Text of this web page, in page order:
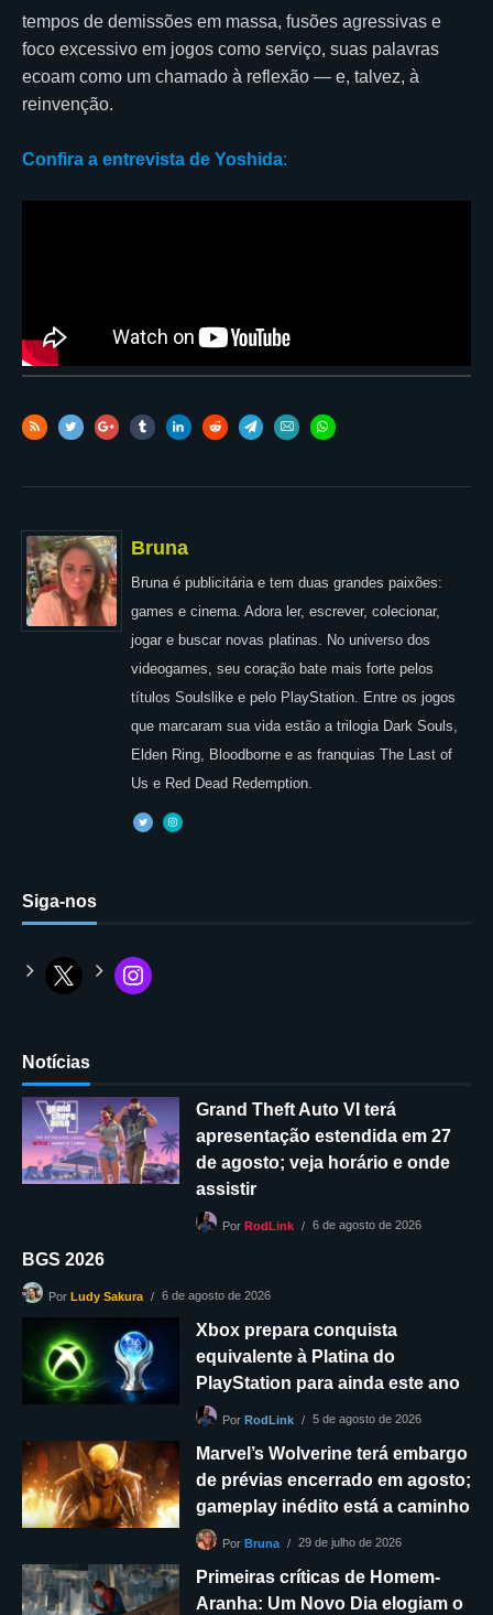
tempos de demissões em massa, fusões agressivas e
foco excessivo em jogos como serviço, suas palavras
ecoam como um chamado à reflexão — e, talvez, à
reinvenção.
Confira a entrevista de Yoshida:
Bruna
Bruna é publicitária e tem duas grandes paixões:
games e cinema. Adora ler, escrever, colecionar,
jogar e buscar novas platinas. No universo dos
videogames, seu coração bate mais forte pelos
títulos Soulslike e pelo PlayStation. Entre os jogos
que marcaram sua vida estão a trilogia Dark Souls,
Elden Ring, Bloodborne e as franquias The Last of
Us e Red Dead Redemption.
Siga-nos
Notícias
Grand Theft Auto VI terá
apresentação estendida em 27
de agosto; veja horário e onde
assistir
Por RodLink 6 de agosto de 2026
BGS 2026
Por Ludy Sakura 6 de agosto de 2026
Xbox prepara conquista
equivalente à Platina do
PlayStation para ainda este ano
Por RodLink 5 de agosto de 2026
Marvel’s Wolverine terá embargo
de prévias encerrado em agosto;
gameplay inédito está a caminho
Por Bruna 29 de julho de 2026
Primeiras críticas de Homem-
Aranha: Um Novo Dia elogiam o